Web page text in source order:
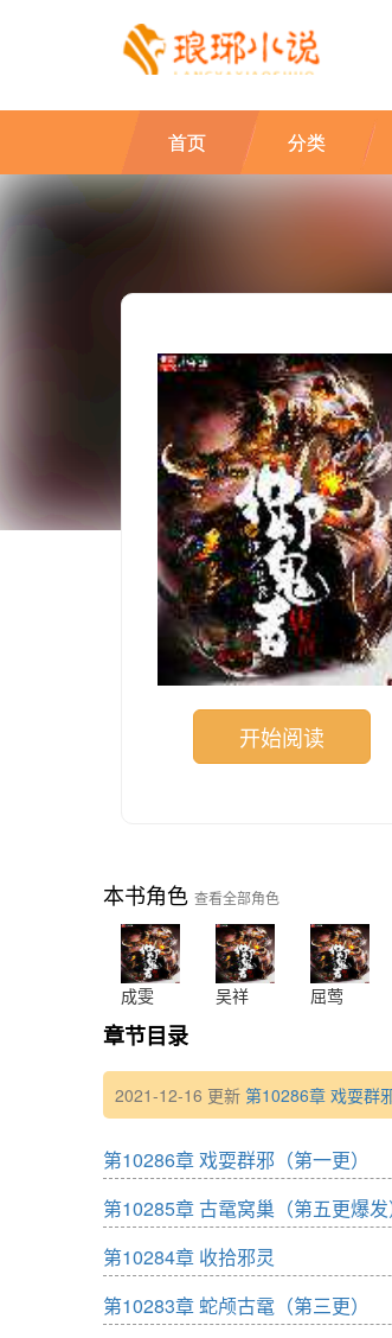
首页 分类
开始阅读
本书角色 查看全部角色
成雯 吴祥 屈莺
章节目录
2021-12-16 更新 第10286章 戏耍群
第10286章 戏耍群邪（第一更）
第10285章 古鼋窝巢（第五更爆发
第10284章 收拾邪灵
第10283章 蛇颅古鼋（第三更）